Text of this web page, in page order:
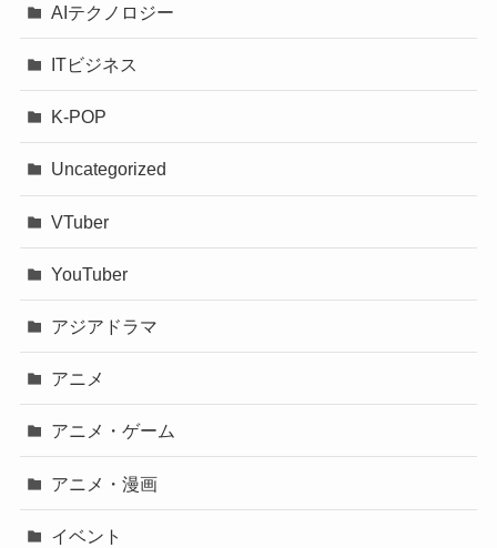
AIテクノロジー
ITビジネス
K-POP
Uncategorized
VTuber
YouTuber
アジアドラマ
アニメ
アニメ・ゲーム
アニメ・漫画
イベント